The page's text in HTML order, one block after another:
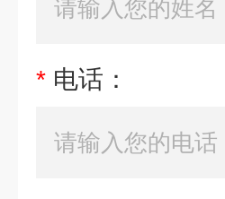
* 电话：